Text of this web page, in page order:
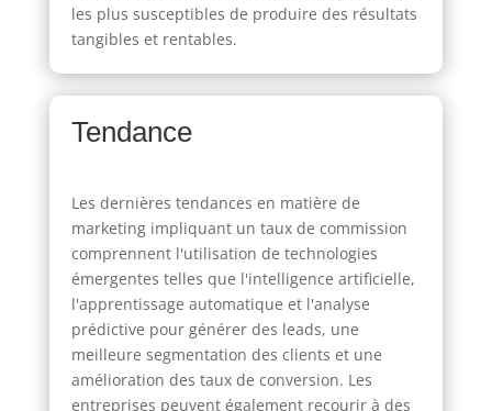
les plus susceptibles de produire des résultats
tangibles et rentables.
Tendance
Les dernières tendances en matière de
marketing impliquant un taux de commission
comprennent l'utilisation de technologies
émergentes telles que l'intelligence artificielle,
l'apprentissage automatique et l'analyse
prédictive pour générer des leads, une
meilleure segmentation des clients et une
amélioration des taux de conversion. Les
entreprises peuvent également recourir à des